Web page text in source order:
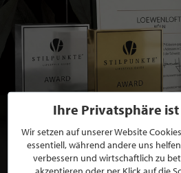
BEWERBEN SIE SICH
MITGLIEDSCHAFT BEI
Ihre Privatsphäre
Wir setzen auf unserer Website
essentiell, während andere uns
verbessern und wirtschaftlich zu